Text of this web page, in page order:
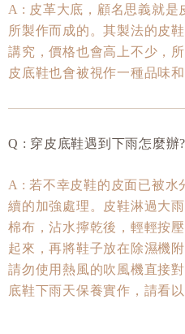
A : 皮革大底，顧名思義就是
所製作而成的。其製法的皮
講究，價格也會高上不少，
皮底鞋也會被視作一種品味和
Q : 穿皮底鞋遇到下雨怎麼辦?
A : 若不幸皮鞋的皮面已被水
續的加強處理。皮鞋淋過大
棉布，沾水擰乾後，輕輕按
起來，再將鞋子放在除濕機
請勿使用熱風的吹風機直接
底鞋下雨天保養實作，請看以